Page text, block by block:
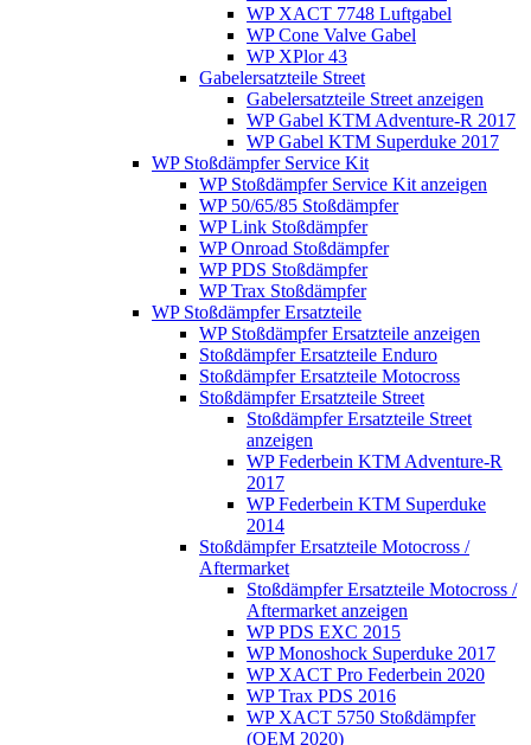
WP XACT 7748 Luftgabel
WP Cone Valve Gabel
WP XPlor 43
Gabelersatzteile Street
Gabelersatzteile Street anzeigen
WP Gabel KTM Adventure-R 2017
WP Gabel KTM Superduke 2017
WP Stoßdämpfer Service Kit
WP Stoßdämpfer Service Kit anzeigen
WP 50/65/85 Stoßdämpfer
WP Link Stoßdämpfer
WP Onroad Stoßdämpfer
WP PDS Stoßdämpfer
WP Trax Stoßdämpfer
WP Stoßdämpfer Ersatzteile
WP Stoßdämpfer Ersatzteile anzeigen
Stoßdämpfer Ersatzteile Enduro
Stoßdämpfer Ersatzteile Motocross
Stoßdämpfer Ersatzteile Street
Stoßdämpfer Ersatzteile Street
anzeigen
WP Federbein KTM Adventure-R
2017
WP Federbein KTM Superduke
2014
Stoßdämpfer Ersatzteile Motocross /
Aftermarket
Stoßdämpfer Ersatzteile Motocross /
Aftermarket anzeigen
WP PDS EXC 2015
WP Monoshock Superduke 2017
WP XACT Pro Federbein 2020
WP Trax PDS 2016
WP XACT 5750 Stoßdämpfer
(OEM 2020)